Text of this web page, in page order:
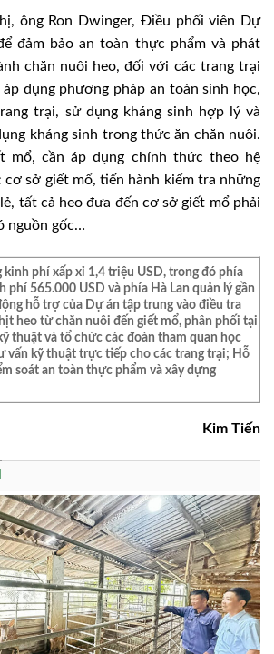
ông Ron Dwinger, Điều phối viên Dự
đảm bảo an toàn thực phẩm và phát
chăn nuôi heo, đối với các trang trại
dụng phương pháp an toàn sinh học,
trại, sử dụng kháng sinh hợp lý và
kháng sinh trong thức ăn chăn nuôi.
mổ, cần áp dụng chính thức theo hệ
cơ sở giết mổ, tiến hành kiểm tra những
tất cả heo đưa đến cơ sở giết mổ phải
nguồn gốc…
kinh phí xấp xỉ 1,4 triệu USD, trong đó phía
phí 565.000 USD và phía Hà Lan quản lý gần
hỗ trợ của Dự án tập trung vào điều tra
heo từ chăn nuôi đến giết mổ, phân phối tại
thuật và tổ chức các đoàn tham quan học
vấn kỹ thuật trực tiếp cho các trang trại; Hỗ
soát an toàn thực phẩm và xây dựng
Kim Tiến